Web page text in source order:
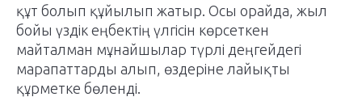
құт болып құйылып жатыр. Осы орайда, жыл
бойы үздік еңбектің үлгісін көрсеткен
майталман мұнайшылар түрлі деңгейдегі
марапаттарды алып, өздеріне лайықты
құрметке бөленді.